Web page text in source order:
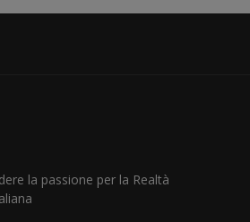
la passione per la Realtà